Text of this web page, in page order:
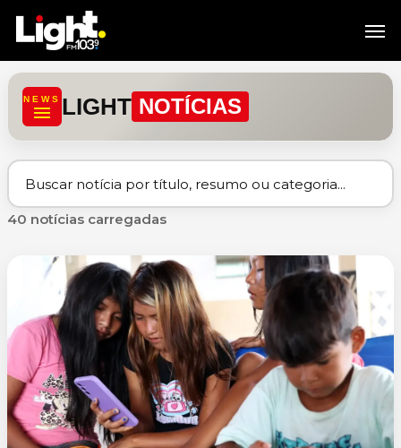
content
NEWS LIGHT NOTÍCIAS
40 notícias carregadas